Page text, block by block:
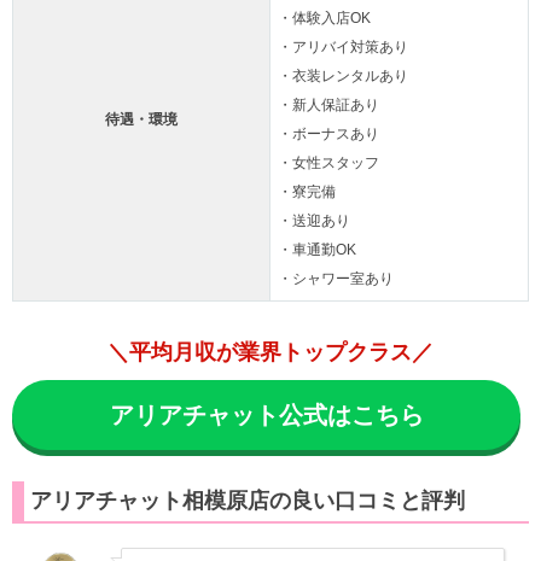
待遇・環境
・体験入店OK
・アリバイ対策あり
・衣装レンタルあり
・新人保証あり
・ボーナスあり
・女性スタッフ
・寮完備
・送迎あり
・車通勤OK
・シャワー室あり
＼平均月収が業界トップクラス／
アリアチャット公式はこちら
アリアチャット相模原店の良い口コミと評判